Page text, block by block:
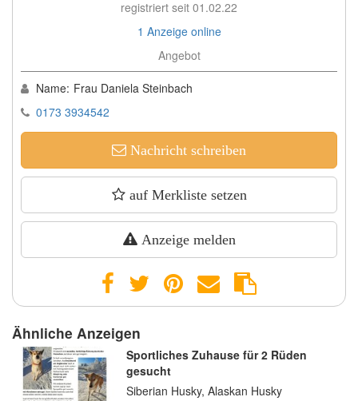
registriert seit 01.02.22
1 Anzeige online
Angebot
Name: Frau Daniela Steinbach
0173 3934542
Nachricht schreiben
auf Merkliste setzen
Anzeige melden
Ähnliche Anzeigen
Sportliches Zuhause für 2 Rüden
gesucht
Siberian Husky, Alaskan Husky